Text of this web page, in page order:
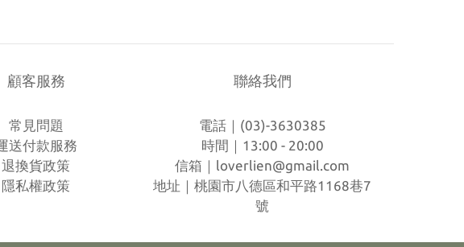
顧客服務
常見問題
送付款服務
退換貨政策
隱私權政策
聯絡我們
電話｜(03)-3630385
時間｜13:00 - 20:00
信箱｜ loverlien@gmail.com
地址｜桃園市八德區和平路1168巷7
號